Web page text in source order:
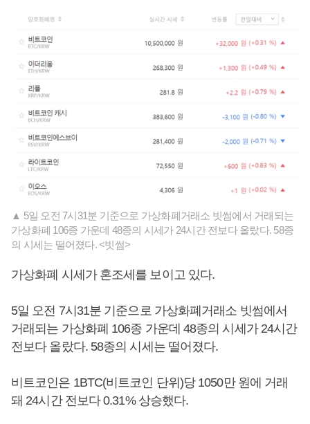
▲ 5일 오전 7시31분 기준으로 가상화폐거래소 빗썸에서 거래되는
가상화폐 106종 가운데 48종의 시세가 24시간 전보다 올랐다. 58종
의 시세는 떨어졌다. <빗썸>
가상화폐 시세가 혼조세를 보이고 있다.
5일 오전 7시31분 기준으로 가상화폐거래소 빗썸에서
거래되는 가상화폐 106종 가운데 48종의 시세가 24시간
전보다 올랐다. 58종의 시세는 떨어졌다.
비트코인은 1BTC(비트코인 단위)당 1050만 원에 거래
돼 24시간 전보다 0.31% 상승했다.